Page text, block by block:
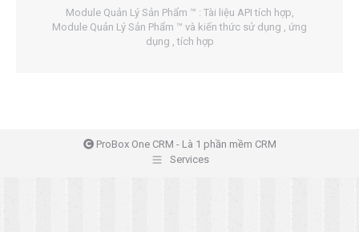
Module Quản Lý Sản Phẩm ™ : Tài liệu API tích hợp,
Module Quản Lý Sản Phẩm ™ và kiến thức sử dụng , ứng
dụng , tích hợp
ProBox One CRM - Là 1 phần mềm CRM
Services